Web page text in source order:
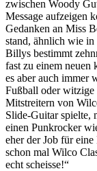
zwischen Woody
Message aufzeigen
Gedanken an Miss
stand, ähnlich wie in
Billys bestimmt
fast zu einem neuen
es aber auch immer
Fußball oder witzige
Mitstreitern von
Slide-Guitar spielte,
einen Punkrocker
eher der Job für
schon mal Wilco
echt scheisse!“